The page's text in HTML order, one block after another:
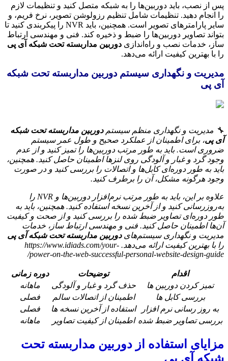
پس از نصب، باید دوربین‌ها را به شبکه متصل کنید و تنظیمات لازم
را انجام دهید. تنظیمات شامل تنظیم رزولوشن تصویر، نرخ فریم، و
سایر پارامترهای تصویر است. همچنین، باید NVR را پیکربندی کنید تا
بتواند تصاویر دوربین‌ها را ضبط و ذخیره کند. فنی و مهندسی ارتباط
ساز، خدمات نصب و راه‌اندازی دوربین مداربسته تحت شبکه آی پی
را با بهترین کیفیت ارائه می‌دهد.
مدیریت و نگهداری سیستم دوربین مداربسته تحت شبکه
آی پی
🔧 مدیریت و نگهداری منظم سیستمدوربین مداربسته تحت شبکه
آی پی، برای اطمینان از عملکرد صحیح و طول عمر سیستم
ضروری است. باید به طور مرتب دوربین‌ها را تمیز کنید و از عدم
وجود گرد و غبار و آلودگی روی لنزها اطمینان حاصل کنید. همچنین،
باید به طور دوره‌ای کابل‌ها و اتصالات را بررسی کنید و در صورت
وجود هرگونه مشکل، آن را برطرف کنید.
علاوه بر این، باید به طور مرتب نرم‌افزار دوربین‌ها و NVR را
به‌روزرسانی کنید و از آخرین نسخه استفاده کنید. همچنین، باید به
طور دوره‌ای تصاویر ضبط شده را بررسی کنید و از صحت و کیفیت
آن‌ها اطمینان حاصل کنید. فنی و مهندسی ارتباط ساز، خدمات
مدیریت و نگهداری سیستم‌هایدوربین مداربسته تحت شبکه آی پی
را با بهترین کیفیت ارائه می‌دهد. https://www.idiads.com/your-
power-on-the-web-successful-personal-website-design-guide/
اقدام توضیحات
دوره زمانی
تمیز کردن دوربین ها
حذف گرد و غبار و آلودگی
ماهانه
بررسی کابل ها
اطمینان از اتصالات سالم
فصلی
به روز رسانی نرم افزار
استفاده از آخرین نسخه ها
فصلی
بررسی تصاویر ضبط شده اطمینان از کیفیت تصاویر ماهانه
مزایای استفاده از دوربین مداربسته تحت